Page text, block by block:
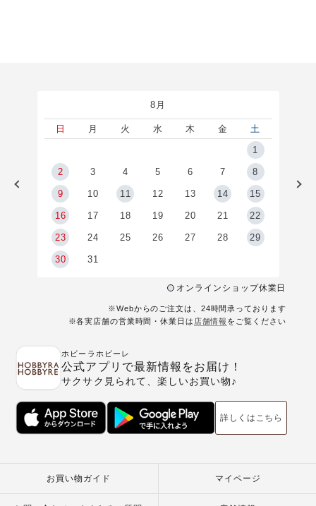
8月
日 月 火 水 木 金
土
1
2 3 4 5 6 7 8
9 10 11 12 13 14 15
16 17 18 19 20 21 22
23 24 25 26 27 28 29
30 31
オンラインショップ休業日
※Webからのご注文は、24時間承っております
※各実店舗の営業時間・休業日は 店舗情報 をご覧ください
ホビーラホビーレ
公式アプリで最新情報をお届け！
サクサク見られて、楽しいお買い物♪
詳しくはこちら
お買い物ガイド マイページ